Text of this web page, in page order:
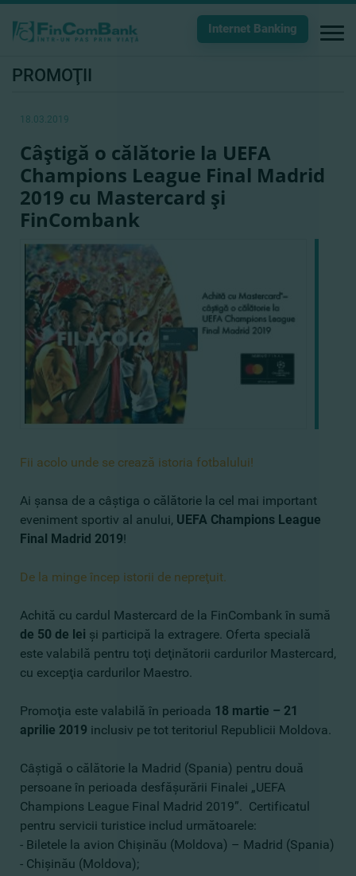
Internet Banking
PROMOŢII
18.03.2019
Câştigă o călătorie la UEFA
Champions League Final Madrid
2019 cu Mastercard şi
FinCombank
Fii acolo unde se crează istoria fotbalului!
Ai şansa de a câştiga o călătorie la cel mai important
eveniment sportiv al anului, UEFA Champions League
Final Madrid 2019!
De la minge încep istorii de nepreţuit.
Achită cu cardul Mastercard de la FinCombank în sumă
de 50 de lei şi participă la extragere. Oferta specială
este valabilă pentru toţi deţinătorii cardurilor Mastercard,
cu excepţia cardurilor Maestro.
Promoţia este valabilă în perioada 18 martie – 21
aprilie 2019 inclusiv pe tot teritoriul Republicii Moldova.
Câştigă o călătorie la Madrid (Spania) pentru două
persoane în perioada desfăşurării Finalei „UEFA
Champions League Final Madrid 2019”. Certificatul
pentru servicii turistice includ următoarele:
- Biletele la avion Chişinău (Moldova) – Madrid (Spania)
- Chişinău (Moldova);